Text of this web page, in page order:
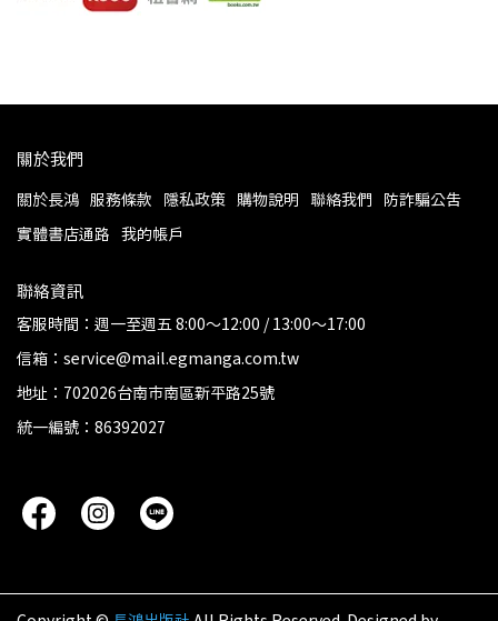
關於我們
關於長鴻 服務條款 隱私政策 購物說明 聯絡我們 防詐騙公告
實體書店通路 我的帳戶
聯絡資訊
客服時間：週一至週五 8:00～12:00 / 13:00～17:00
信箱：service@mail.egmanga.com.tw
地址：702026台南市南區新平路25號
統一編號：86392027